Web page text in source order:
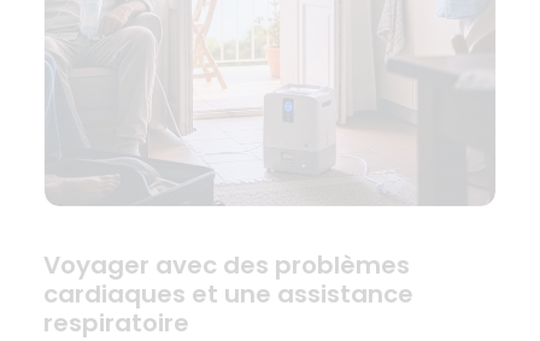
Voyager avec des problèmes
cardiaques et une assistance
respiratoire